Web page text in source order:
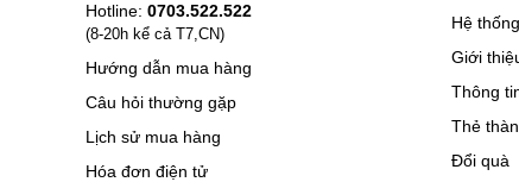
Hotline: 0703.522.522
(8-20h kể cả T7,CN)
Hướng dẫn mua hàng
Câu hỏi thường gặp
Lịch sử mua hàng
Hóa đơn điện tử
Hệ
Giới
Thông
Thẻ
Đổi quà